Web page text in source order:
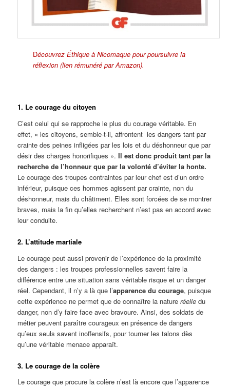
Découvrez Éthique à Nicomaque pour poursuivre la
réflexion (lien rémunéré par Amazon).
1. Le courage du citoyen
C’est celui qui se rapproche le plus du courage véritable. En
effet, « les citoyens, semble-t-il, affrontent les dangers tant par
crainte des peines infligées par les lois et du déshonneur que par
désir des charges honorifiques ». Il est donc produit tant par la
recherche de l’honneur que par la volonté d’éviter la honte.
Le courage des troupes contraintes par leur chef est d’un ordre
inférieur, puisque ces hommes agissent par crainte, non du
déshonneur, mais du châtiment. Elles sont forcées de se montrer
braves, mais la fin qu’elles recherchent n’est pas en accord avec
leur conduite.
2. L’attitude martiale
Le courage peut aussi provenir de l’expérience de la proximité
des dangers : les troupes professionnelles savent faire la
différence entre une situation sans véritable risque et un danger
réel. Cependant, il n’y a là que l’apparence du courage, puisque
cette expérience ne permet que de connaître la natureréelle du
danger, non d’y faire face avec bravoure. Ainsi, des soldats de
métier peuvent paraître courageux en présence de dangers
qu’eux seuls savent inoffensifs, pour tourner les talons dès
qu’une véritable menace apparaît.
3. Le courage de la colère
Le courage que procure la colère n’est là encore que l’apparence